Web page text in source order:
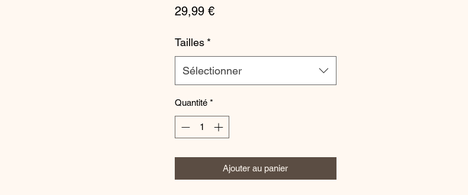
29,99 €Prix
Tailles *
Sélectionner
Quantité *
Ajouter au panier